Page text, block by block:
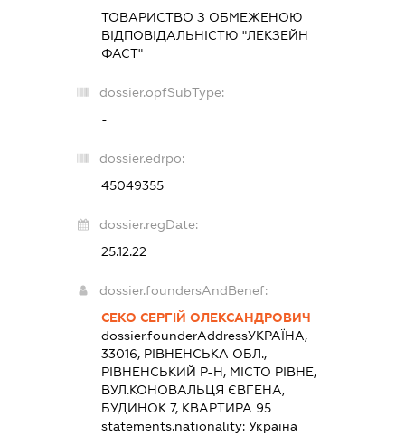
ТОВАРИСТВО З ОБМЕЖЕНОЮ
ВІДПОВІДАЛЬНІСТЮ "ЛЕКЗЕЙН
ФАСТ"
dossier.opfSubType:
-
dossier.edrpo:
45049355
dossier.regDate:
25.12.22
dossier.foundersAndBenef:
СЕКО СЕРГІЙ ОЛЕКСАНДРОВИЧ
dossier.founderAddressУКРАЇНА,
33016, РІВНЕНСЬКА ОБЛ.,
РІВНЕНСЬКИЙ Р-Н, МІСТО РІВНЕ,
ВУЛ.КОНОВАЛЬЦЯ ЄВГЕНА,
БУДИНОК 7, КВАРТИРА 95
statements.nationality: Україна